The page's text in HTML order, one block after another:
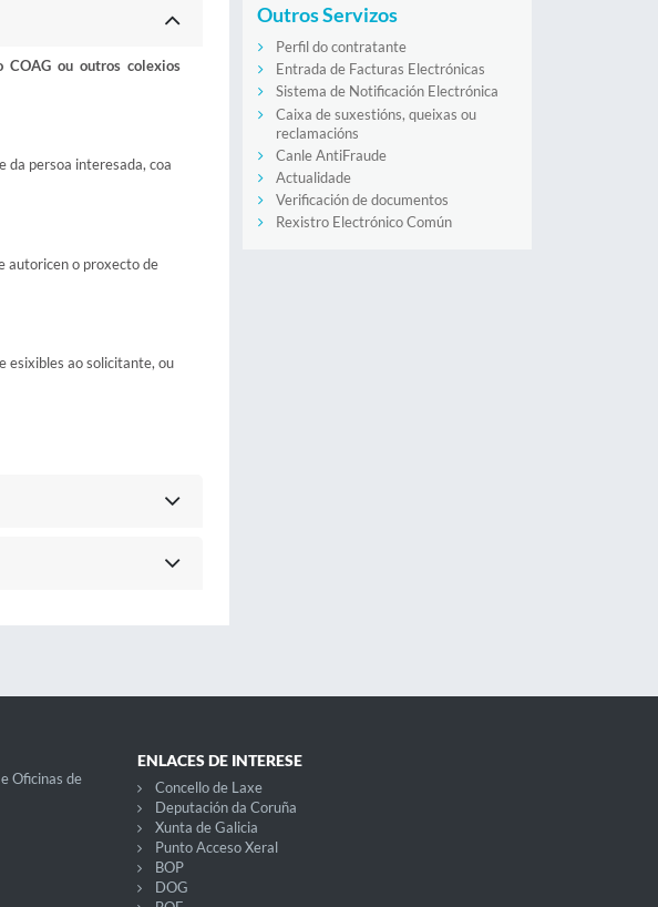
ou outros colexios
da persoa interesada, coa
autoricen o proxecto de
esixibles ao solicitante, ou
Outros Servizos
Perfil do contratante
Entrada de Facturas Electrónicas
Sistema de Notificación Electrónica
Caixa de suxestións, queixas ou
reclamacións
Canle AntiFraude
Actualidade
Verificación de documentos
Rexistro Electrónico Común
Oficinas de
ENLACES DE INTERESE
Concello de Laxe
Deputación da Coruña
Xunta de Galicia
Punto Acceso Xeral
BOP
DOG